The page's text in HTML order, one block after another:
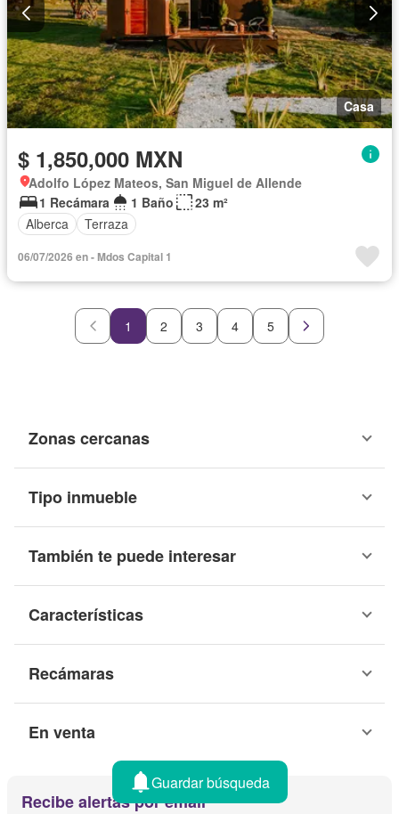
Casa
$ 1,850,000 MXN
Adolfo López Mateos, San Miguel de Allende
1 Recámara
1 Baño
23 m²
Alberca
Terraza
06/07/2026 en - Mdos Capital 1
1 2 3 4 5
Zonas cercanas
Tipo inmueble
También te puede interesar
Características
Recámaras
En venta
Recibe alertas por email
Guardar búsqueda